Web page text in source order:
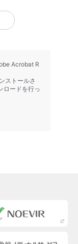
Acrobat R
ストールさ
ロードを行っ